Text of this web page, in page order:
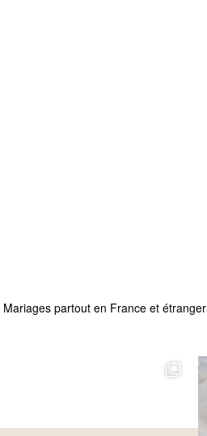
Mariages partout en France et étranger